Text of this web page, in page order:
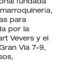
fundada
para
por la
Vevers y el
Via 7-9,